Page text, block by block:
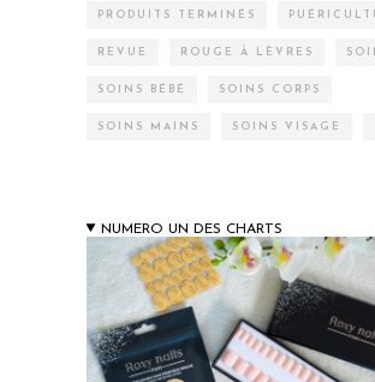
PRODUITS TERMINÉS
REVUE ROUGE À LÈVRES
SOINS BÉBÉ SOINS CORPS
SOINS MAINS SOINS VISAGE
NUMERO UN DES CHARTS